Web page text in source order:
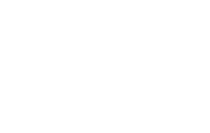
«شازده کوچولو» روی صحنه می‌رود/ اقتباسی از